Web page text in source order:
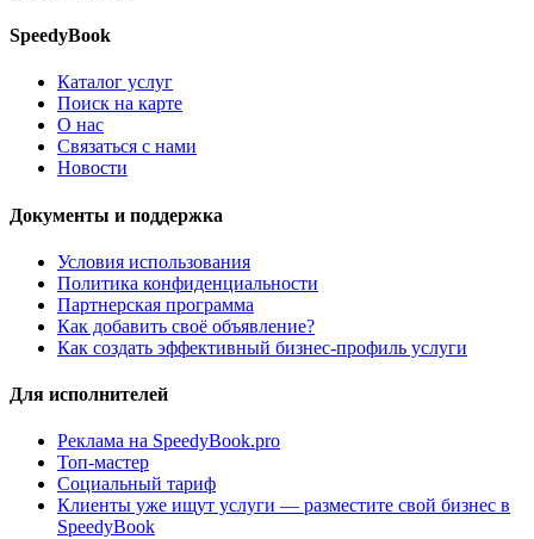
SpeedyBook
Каталог услуг
Поиск на карте
О нас
Связаться с нами
Новости
Документы и поддержка
Условия использования
Политика конфиденциальности
Партнерская программа
Как добавить своё объявление?
Как создать эффективный бизнес-профиль услуги
Для исполнителей
Реклама на SpeedyBook.pro
Топ-мастер
Социальный тариф
Клиенты уже ищут услуги — разместите свой бизнес в
SpeedyBook